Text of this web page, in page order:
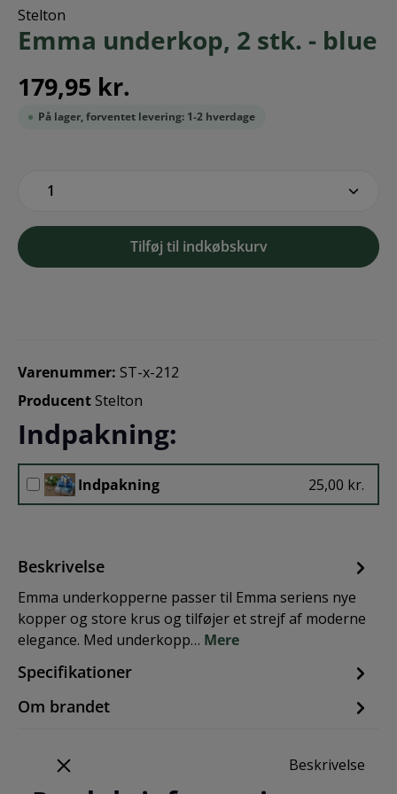
Stelton
Emma underkop, 2 stk. - blue
179,95 kr.
På lager, forventet levering: 1-2 hverdage
Tilføj til indkøbskurv
Varenummer: ST-x-212
ProducentStelton
Indpakning:
Indpakning 25,00 kr.
Beskrivelse
Emma underkopperne passer til Emma seriens nye
kopper og store krus og tilføjer et strejf af moderne
elegance. Med underkopp… Mere
Specifikationer
Om brandet
Beskrivelse